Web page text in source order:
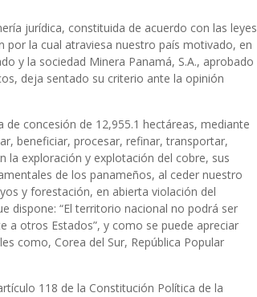
jurídica, constituida de acuerdo con las leyes
por la cual atraviesa nuestro país motivado, en
y la sociedad Minera Panamá, S.A., aprobado
deja sentado su criterio ante la opinión
concesión de 12,955.1 hectáreas, mediante
beneficiar, procesar, refinar, transportar,
la exploración y explotación del cobre, sus
de los panameños, al ceder nuestro
y forestación, en abierta violación del
dispone: “El territorio nacional no podrá ser
a otros Estados”, y como se puede apreciar
como, Corea del Sur, República Popular
118 de la Constitución Política de la